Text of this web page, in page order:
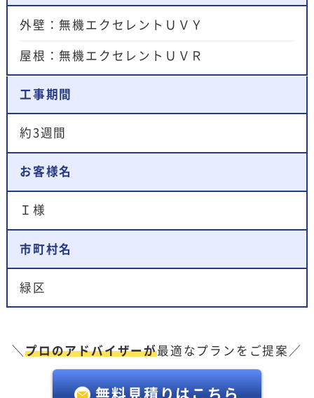
外壁：無機エクセレントＵＶＹ
屋根：無機エクセレントＵＶＲ
工事期間
約3週間
お客様名
Ｉ様
市町村名
緑区
＼プロのアドバイザーが最適なプランをご提案／
無料見積りはこちら